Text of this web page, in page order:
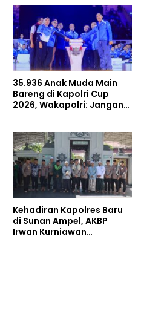
35.936 Anak Muda Main
Bareng di Kapolri Cup
2026, Wakapolri: Jangan
Kehadiran Kapolres Baru
di Sunan Ampel, AKBP
Irwan Kurniawan